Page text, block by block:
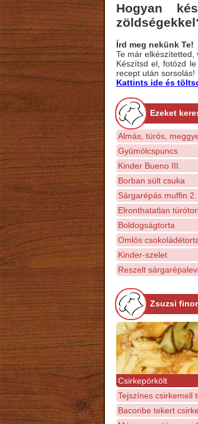
Hogyan
Írd meg nekünk Te!
Te már elkészítetted,
Készítsd el, fotózd
recept után sorsolás!
Kattints ide és
Ezeket
Almás, túrós,
Gyümölcspuncs
Kinder Bueno III.
Borban sült csuka
Sárgarépás muffin
Elronthatatlan
Boldogságtorta
Omlós
Kinder-szelet
Reszelt
Zsuzsi
Csirkepörkölt
Tejszínes csirkemell
Baconbe tekert